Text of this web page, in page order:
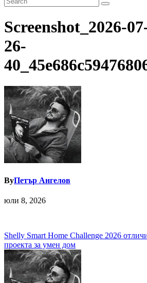
Screenshot_2026-
26-
ByПетър Ангелов
юли 8, 2026
Навигация
Shelly Smart Home Challenge 2026
проекта за умен дом